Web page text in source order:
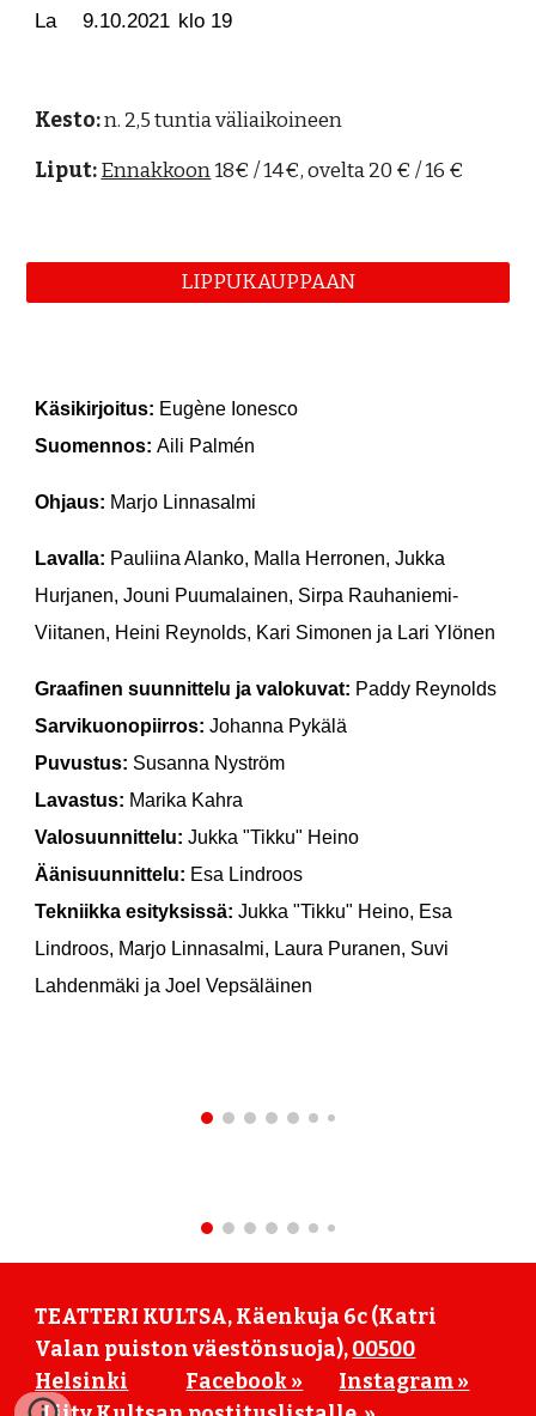
La 9.10.2021 klo 19
Kesto:n. 2,5 tuntia väliaikoineen
Liput:Ennakkoon18€ / 14€, ovelta 20 € / 16 €
LIPPUKAUPPAAN
Käsikirjoitus: Eugène Ionesco
Suomennos:Aili Palmén
Ohjaus: Marjo Linnasalmi
Lavalla: Pauliina Alanko, Malla Herronen, Jukka
Hurjanen, Jouni Puumalainen, Sirpa Rauhaniemi-
Viitanen, Heini Reynolds, Kari Simonen ja Lari Ylönen
Graafinen suunnittelu ja valokuvat: Paddy Reynolds
Sarvikuonopiirros:Johanna Pykälä
Puvustus: Susanna Nyström
Lavastus: Marika Kahra
Valosuunnittelu:Jukka "Tikku" Heino
Äänisuunnittelu: Esa Lindroos
Tekniikka esityksissä:Jukka "Tikku" Heino, Esa
Lindroos, Marjo Linnasalmi, Laura Puranen, Suvi
Lahdenmäki ja Joel Vepsäläinen
TEATTERI KULTSA, Käenkuja 6c (Katri
Valan puiston väestönsuoja),00500
Helsinki
Facebook »
Instagram »